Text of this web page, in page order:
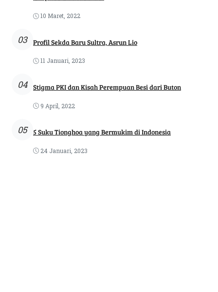
10 Maret, 2022
03 Profil Sekda Baru Sultra, Asrun Lio
11 Januari, 2023
04 Stigma PKI dan Kisah Perempuan Besi dari Buton
9 April, 2022
05 5 Suku Tionghoa yang Bermukim di Indonesia
24 Januari, 2023